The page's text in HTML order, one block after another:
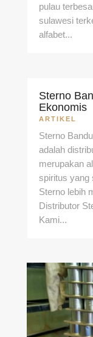
pulau
sulawesi
alfabet...
Sterno
Ekonomis
ARTIKEL
Sterno
adalah
merupakan
spiritus yang
Sterno lebih
Distributor
Kami...